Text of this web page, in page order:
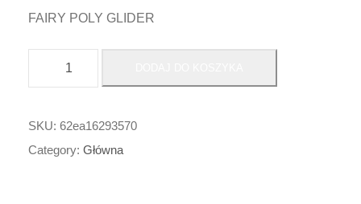
FAIRY POLY GLIDER
ś
ć
SKU: 62ea16293570
Category: Główna